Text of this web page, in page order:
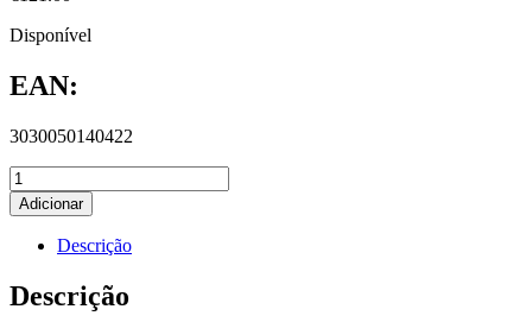
Disponível
EAN:
3030050140422
Adicionar
Descrição
Descrição